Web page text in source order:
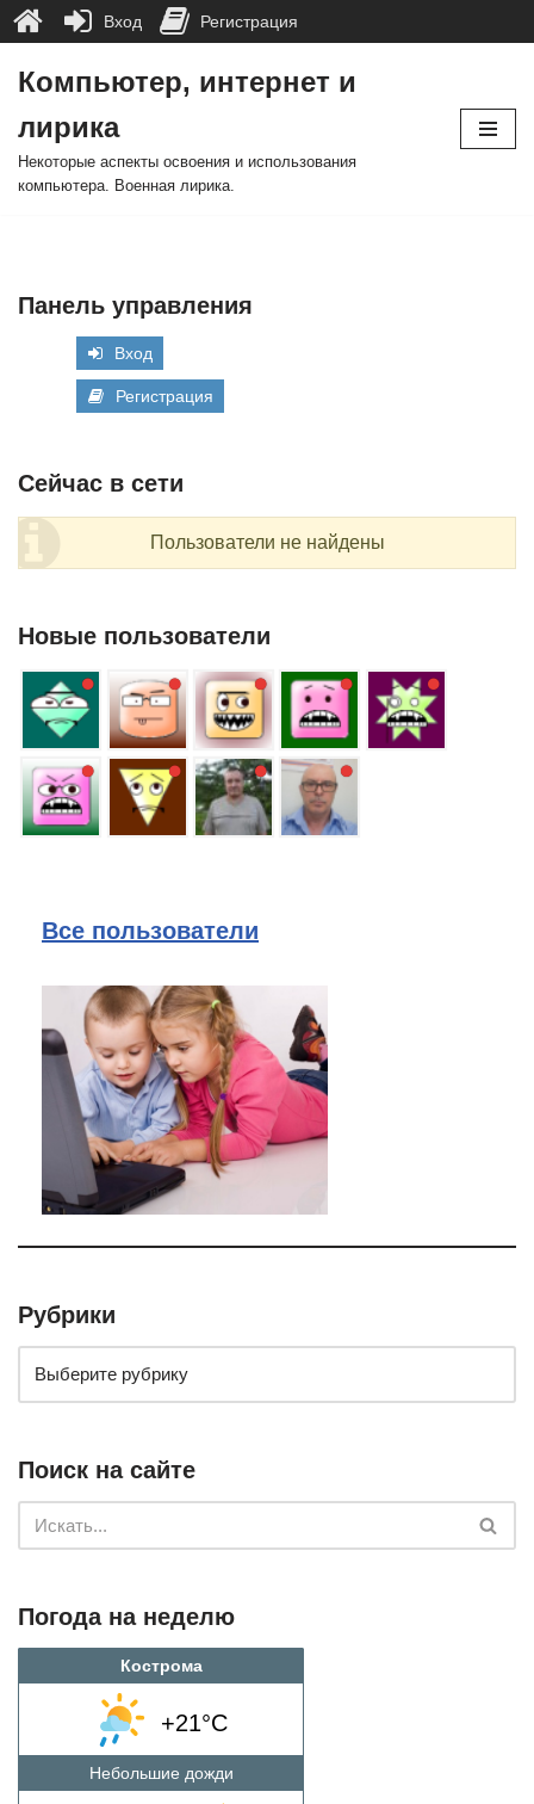
к
содержимому
Компьютер, интернет и
лирика
Некоторые аспекты освоения и использования
компьютера. Военная лирика.
Панель управления
Вход
Регистрация
Сейчас в сети
Пользователи не найдены
Новые пользователи
Все пользователи
Рубрики
Поиск на сайте
Погода на неделю
Кострома
+21°C
Небольшие дожди
Вход Регистрация